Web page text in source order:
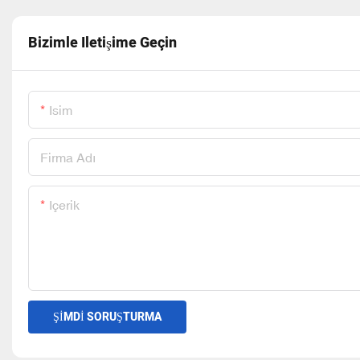
Bizimle Iletişime Geçin
Isim
Firma Adı
Içerik
ŞIMDI SORUŞTURMA